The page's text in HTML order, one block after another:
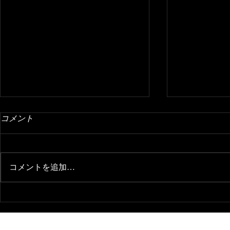
絶品！ヤマキチの塩麹とりの
唐揚げ
味たまりで
を作ろう
コメント
コメントを追加…